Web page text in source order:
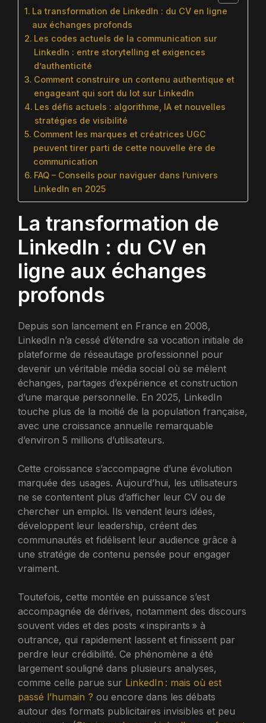
La transformation de LinkedIn : du CV en ligne
aux échanges profonds
Les codes actuels de la communication sur
LinkedIn : entre storytelling et exigences
d’authenticité
Comment construire un contenu authentique et
engageant qui sort du lot sur LinkedIn
Les défis actuels : algorithme, IA et nouvelles
stratégies de visibilité
Comment les marques et créatrices UGC
peuvent tirer parti de cette nouvelle ère de
communication
FAQ – Conseils pour naviguer dans l’univers
LinkedIn en 2025
La transformation de
LinkedIn : du CV en
ligne aux échanges
profonds
Depuis son lancement en France en 2008,
LinkedIn n’a cessé d’étendre sa vocation initiale de
plateforme de réseautage professionnel pour
devenir un véritable média social où se mêlent
échanges, partages d’expérience et construction
d’une marque personnelle. En 2025, LinkedIn
touche plus de la moitié de la population française,
avec une croissance annuelle remarquable
d’environ 5 millions d’utilisateurs.
Cette croissance s’accompagne d’une évolution
marquée des usages. Aujourd’hui, les utilisateurs
ne se contentent plus d’afficher leur CV ou de
chercher un emploi. Ils vendent leurs idées,
développent leur leadership, créent des
communautés et fidélisent leur audience grâce à
une stratégie de contenu pensée pour engager
vraiment.
Toutefois, cette montée en puissance s’est
accompagnée de dérives, notamment des discours
souvent vides et des posts « inspirants » à
outrance, qui rapidement lassent et finissent par
perdre leur crédibilité. Ce phénomène a été
largement souligné dans plusieurs analyses,
comme celle parue sur LinkedIn : mais où est
passé l’humain ? ou encore dans les débats
autour des formats publicitaires invisibles et peu